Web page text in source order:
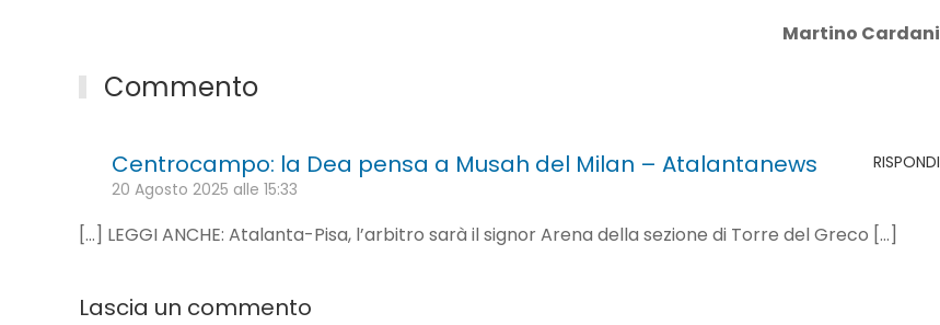
Martino Cardani
Commento
Centrocampo: la Dea pensa a Musah del Milan – Atalantanews
20 Agosto 2025 alle 15:33
RISPONDI
[…] LEGGI ANCHE: Atalanta-Pisa, l’arbitro sarà il signor Arena della sezione di Torre del Greco […]
Lascia un commento